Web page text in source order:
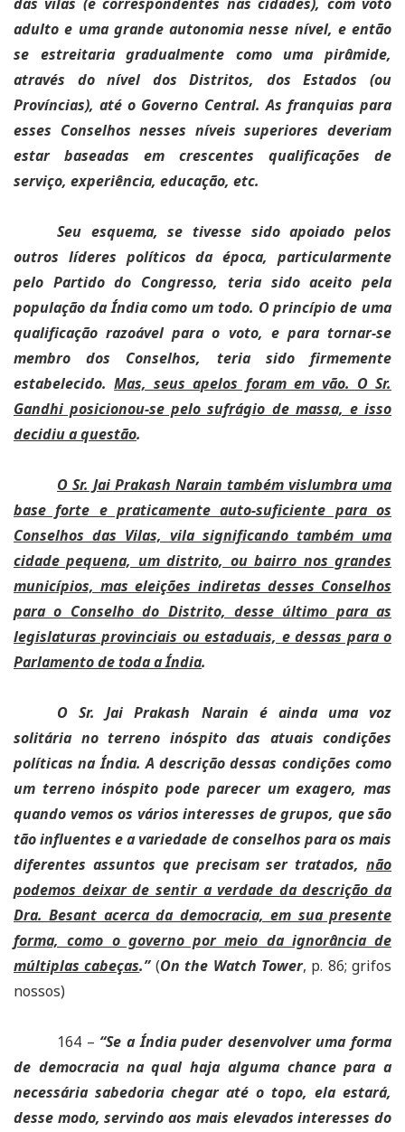
adulto e uma grande autonomia nesse nível, e então
se estreitaria gradualmente como uma pirâmide,
através do nível dos Distritos, dos Estados (ou
Províncias), até o Governo Central. As franquias para
esses Conselhos nesses níveis superiores deveriam
estar baseadas em crescentes qualificações de
serviço, experiência, educação, etc.
Seu esquema, se tivesse sido apoiado pelos
outros líderes políticos da época, particularmente
pelo Partido do Congresso, teria sido aceito pela
população da Índia como um todo. O princípio de uma
qualificação razoável para o voto, e para tornar-se
membro dos Conselhos, teria sido firmemente
estabelecido.Mas, seus apelos foram em vão. O Sr.
Gandhi posicionou-se pelo sufrágio de massa, e isso
decidiu a questão.
O Sr. Jai Prakash Narain também vislumbra uma
base forte e praticamente auto-suficiente para os
Conselhos das Vilas, vila significando também uma
cidade pequena, um distrito, ou bairro nos grandes
municípios, mas eleições indiretas desses Conselhos
para o Conselho do Distrito, desse último para as
legislaturas provinciais ou estaduais, e dessas para o
Parlamento de toda a Índia.
O Sr. Jai Prakash Narain é ainda uma voz
solitária no terreno inóspito das atuais condições
políticas na Índia. A descrição dessas condições como
um terreno inóspito pode parecer um exagero, mas
quando vemos os vários interesses de grupos, que são
tão influentes e a variedade de conselhos para os mais
diferentes assuntos que precisam ser tratados, não
podemos deixar de sentir a verdade da descrição da
Dra. Besant acerca da democracia, em sua presente
forma, como o governo por meio da ignorância de
múltiplas cabeças.”(On the Watch Tower, p. 86; grifos
nossos)
164 – “Se a Índia puder desenvolver uma forma
de democracia na qual haja alguma chance para a
necessária sabedoria chegar até o topo, ela estará,
desse modo, servindo aos mais elevados interesses do